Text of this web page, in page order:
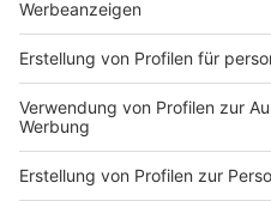
Anzeige